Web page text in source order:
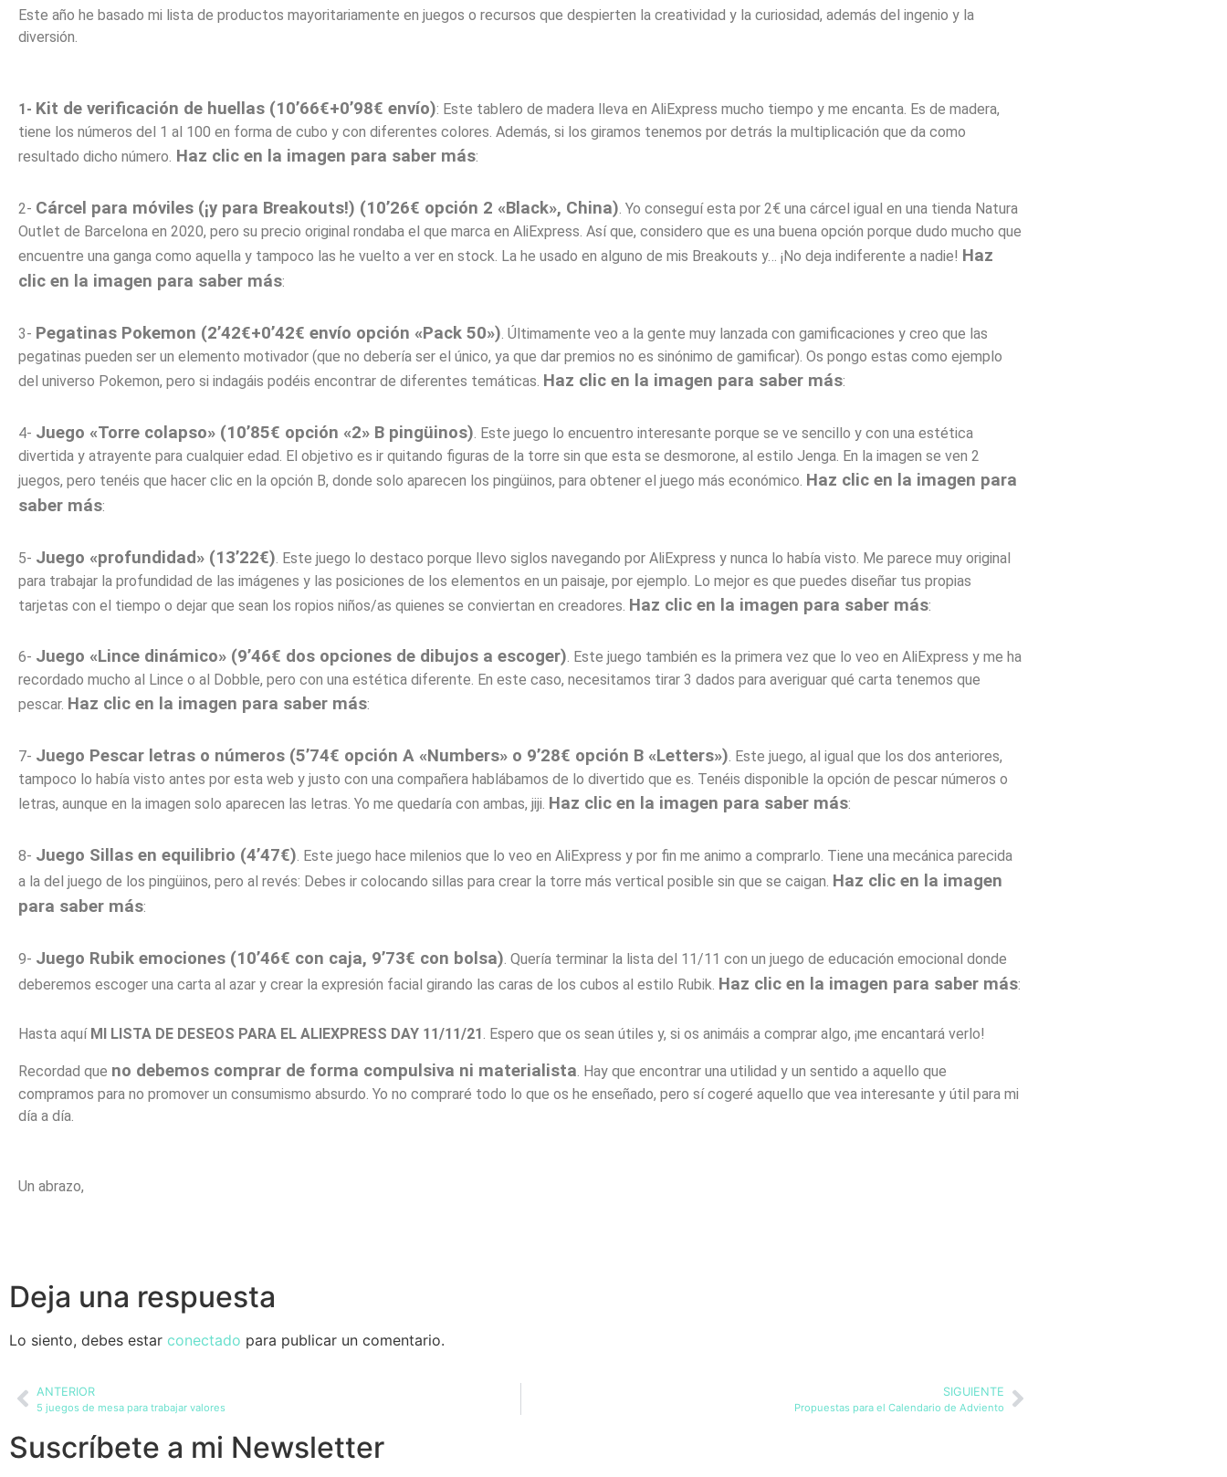
Este año he basado mi lista de productos mayoritariamente en juegos o recursos que despierten la creatividad y la curiosidad, además del ingenio y la
diversión.
1- Kit de verificación de huellas (10’66€+0’98€ envío): Este tablero de madera lleva en AliExpress mucho tiempo y me encanta. Es de madera,
tiene los números del 1 al 100 en forma de cubo y con diferentes colores. Además, si los giramos tenemos por detrás la multiplicación que da como
resultado dicho número. Haz clic en la imagen para saber más:
2- Cárcel para móviles (¡y para Breakouts!) (10’26€ opción 2 «Black», China). Yo conseguí esta por 2€ una cárcel igual en una tienda Natura
Outlet de Barcelona en 2020, pero su precio original rondaba el que marca en AliExpress. Así que, considero que es una buena opción porque dudo mucho que
encuentre una ganga como aquella y tampoco las he vuelto a ver en stock. La he usado en alguno de mis Breakouts y… ¡No deja indiferente a nadie! Haz
clic en la imagen para saber más:
3- Pegatinas Pokemon (2’42€+0’42€ envío opción «Pack 50»). Últimamente veo a la gente muy lanzada con gamificaciones y creo que las
pegatinas pueden ser un elemento motivador (que no debería ser el único, ya que dar premios no es sinónimo de gamificar). Os pongo estas como ejemplo
del universo Pokemon, pero si indagáis podéis encontrar de diferentes temáticas. Haz clic en la imagen para saber más:
4- Juego «Torre colapso» (10’85€ opción «2» B pingüinos). Este juego lo encuentro interesante porque se ve sencillo y con una estética
divertida y atrayente para cualquier edad. El objetivo es ir quitando figuras de la torre sin que esta se desmorone, al estilo Jenga. En la imagen se ven 2
juegos, pero tenéis que hacer clic en la opción B, donde solo aparecen los pingüinos, para obtener el juego más económico. Haz clic en la imagen para
saber más:
5- Juego «profundidad» (13’22€) . Este juego lo destaco porque llevo siglos navegando por AliExpress y nunca lo había visto. Me parece muy original
para trabajar la profundidad de las imágenes y las posiciones de los elementos en un paisaje, por ejemplo. Lo mejor es que puedes diseñar tus propias
tarjetas con el tiempo o dejar que sean los ropios niños/as quienes se conviertan en creadores. Haz clic en la imagen para saber más:
6- Juego «Lince dinámico» (9’46€ dos opciones de dibujos a escoger). Este juego también es la primera vez que lo veo en AliExpress y me ha
recordado mucho al Lince o al Dobble, pero con una estética diferente. En este caso, necesitamos tirar 3 dados para averiguar qué carta tenemos que
pescar. Haz clic en la imagen para saber más:
7- Juego Pescar letras o números (5’74€ opción A «Numbers» o 9’28€ opción B «Letters»). Este juego, al igual que los dos anteriores,
tampoco lo había visto antes por esta web y justo con una compañera hablábamos de lo divertido que es. Tenéis disponible la opción de pescar números o
letras, aunque en la imagen solo aparecen las letras. Yo me quedaría con ambas, jiji. Haz clic en la imagen para saber más:
8- Juego Sillas en equilibrio (4’47€). Este juego hace milenios que lo veo en AliExpress y por fin me animo a comprarlo. Tiene una mecánica parecida
a la del juego de los pingüinos, pero al revés: Debes ir colocando sillas para crear la torre más vertical posible sin que se caigan. Haz clic en la imagen
para saber más:
9- Juego Rubik emociones (10’46€ con caja, 9’73€ con bolsa) . Quería terminar la lista del 11/11 con un juego de educación emocional donde
deberemos escoger una carta al azar y crear la expresión facial girando las caras de los cubos al estilo Rubik. Haz clic en la imagen para saber más:
Hasta aquíMI LISTA DE DESEOS PARA EL ALIEXPRESS DAY 11/11/21 . Espero que os sean útiles y, si os animáis a comprar algo, ¡me encantará verlo!
Recordad que no debemos comprar de forma compulsiva ni materialista. Hay que encontrar una utilidad y un sentido a aquello que
compramos para no promover un consumismo absurdo. Yo no compraré todo lo que os he enseñado, pero sí cogeré aquello que vea interesante y útil para mi
día a día.
Un abrazo,
Deja una respuesta
Lo siento, debes estar conectado para publicar un comentario.
ANTERIOR
5 juegos de mesa para trabajar valores
SIGUIENTE
Propuestas para el Calendario de Adviento
Suscríbete a mi Newsletter